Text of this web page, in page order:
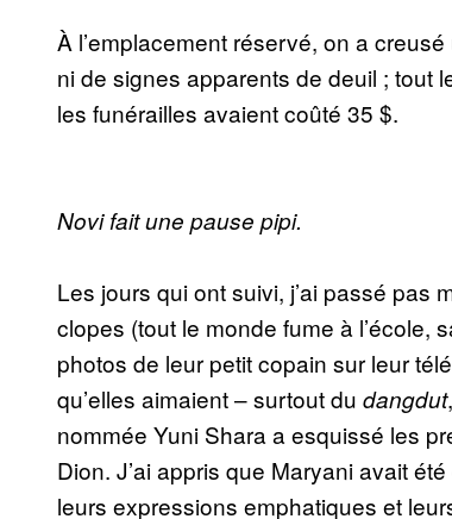
À l’emplacement réservé, on a
ni de signes apparents de deuil ; tout
les funérailles avaient coûté 35 $.
Novi fait une pause pipi.
Les jours qui ont suivi, j’ai passé pas
clopes (tout le monde fume à l’école,
photos de leur petit copain sur leur
qu’elles aimaient – surtout du dangdut
nommée Yuni Shara a esquissé les
Dion. J’ai appris que Maryani avait
leurs expressions emphatiques et